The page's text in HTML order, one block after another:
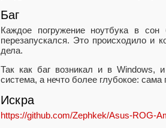
Баг
Каждое погружение ноутбука в
перезапускался. Это происходило и
дела.
Так как баг возникал и в Windows,
система, а нечто более глубокое: сама
Искра
https://github.com/Zephkek/Asus-ROG-